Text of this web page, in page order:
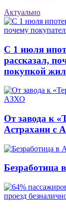
Актуально
С 1 июля
рассказал,
покупкой
От завода к
Астрахани с
Безработица